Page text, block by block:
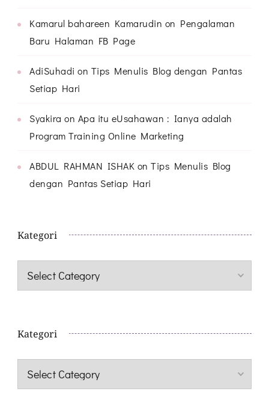
Kamarul bahareen Kamarudin on Pengalaman
Baru Halaman FB Page
AdiSuhadi on Tips Menulis Blog dengan Pantas
Setiap Hari
Syakira on Apa itu eUsahawan : Ianya adalah
Program Training Online Marketing
ABDUL RAHMAN ISHAK on Tips Menulis Blog
dengan Pantas Setiap Hari
Kategori
Kategori
Kategori
Kategori